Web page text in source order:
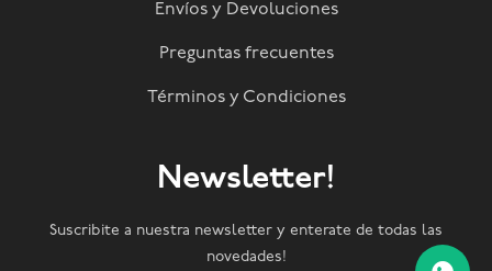
Envíos y Devoluciones
Preguntas frecuentes
Términos y Condiciones
Newsletter!
Suscribite a nuestra newsletter y enterate de todas las
novedades!